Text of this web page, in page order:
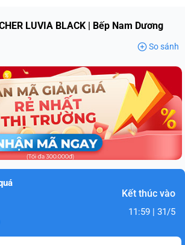
LUVIA BLACK | Bếp Nam Dương
So sánh
Kết thúc vào
11:59 | 31/5